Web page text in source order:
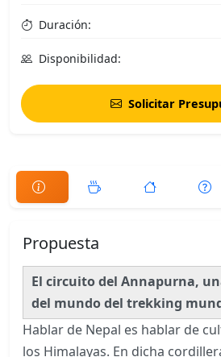
Duración:
Disponibilidad:
Solicitar
Propuesta
El circuito del Annapurna,
del mundo del trekking
Hablar de Nepal es hablar de
los Himalayas. En dicha